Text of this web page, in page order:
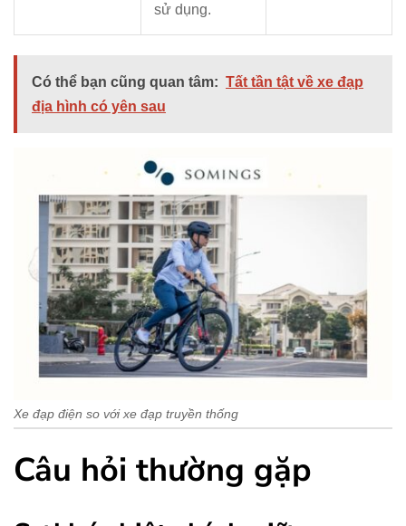
sử dụng.
Có thể bạn cũng quan tâm: Tất tần tật về xe đạp
địa hình có yên sau
Xe đạp điện so với xe đạp truyền thống
Câu hỏi thường gặp